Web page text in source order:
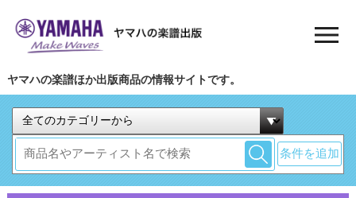
ヤマハの楽譜ほか出版商品の情報サイトです。
条件を追加